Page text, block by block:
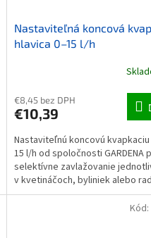
Nastaviteľná koncová
hlavica 0–15 l/h
€8,45 bez DPH
€10,39
Nastaviteľnú koncovú kvapkaciu
15 l/h od spoločnosti GARDENA
selektívne zavlažovanie
v kvetináčoch, byliniek alebo
v...
Kód: